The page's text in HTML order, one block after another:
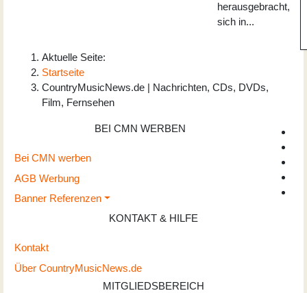
herausgebracht,
sich in...
Aktuelle Seite:
Startseite
CountryMusicNews.de | Nachrichten, CDs, DVDs,
Film, Fernsehen
BEI CMN WERBEN
Bei CMN werben
AGB Werbung
Banner Referenzen
KONTAKT & HILFE
Kontakt
Über CountryMusicNews.de
MITGLIEDSBEREICH